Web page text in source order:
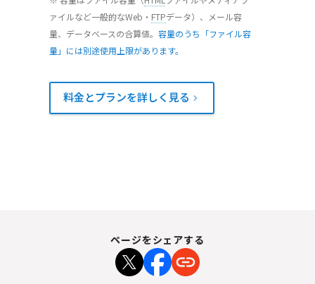
ァイルなど一般的なWeb・ FTPデータ）、メール容
量、データベースの合算値。 容量のうち「ファイル容
量」には別途使用上限があります。
料金とプランを詳しく見る
ページをシェアする